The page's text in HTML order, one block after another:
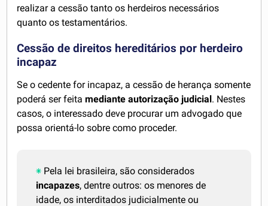
realizar a cessão tanto os herdeiros necessários
quanto os testamentários.
Cessão de direitos hereditários por herdeiro
incapaz
Se o cedente for incapaz, a cessão de herança somente
poderá ser feitamediante autorização judicial. Nestes
casos, o interessado deve procurar um advogado que
possa orientá-lo sobre como proceder.
Pela lei brasileira, são considerados
incapazes, dentre outros: os menores de
idade, os interditados judicialmente ou